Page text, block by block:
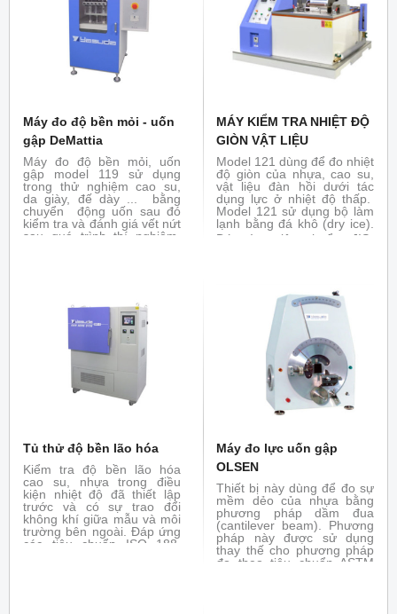
Máy đo độ bền mỏi - uốn
gập DeMattia
Máy đo độ bền mỏi, uốn
gập model 119 sử dụng
trong thử nghiệm cao su,
da giày, đế dày ... bằng
chuyển động uốn sau đó
kiểm tra và đánh giá vết nứt
sau quá trình thí nghiệm.
MÁY KIỂM TRA NHIỆT ĐỘ
GIÒN VẬT LIỆU
Model 121 dùng để đo nhiệt
độ giòn của nhựa, cao su,
vật liệu đàn hồi dưới tác
dụng lực ở nhiệt độ thấp.
Model 121 sử dụng bộ làm
lạnh bằng đá khô (dry ice).
Đáp ứng tiêu chuẩn:
JIS-
Tủ thử độ bền lão hóa
Kiểm tra độ bền lão hóa
cao su, nhựa trong điều
kiện nhiệt độ đã thiết lập
trước và có sự trao đổi
không khí giữa mẫu và môi
trường bên ngoài. Đáp ứng
các tiêu chuẩn ISO 188,
Máy đo lực uốn gập
OLSEN
Thiết bị này dùng để đo sự
mềm dẻo của nhựa bằng
phương pháp dầm đua
(cantilever beam). Phương
pháp này được sử dụng
thay thế cho phương pháp
đo theo tiêu chuẩn ASTM